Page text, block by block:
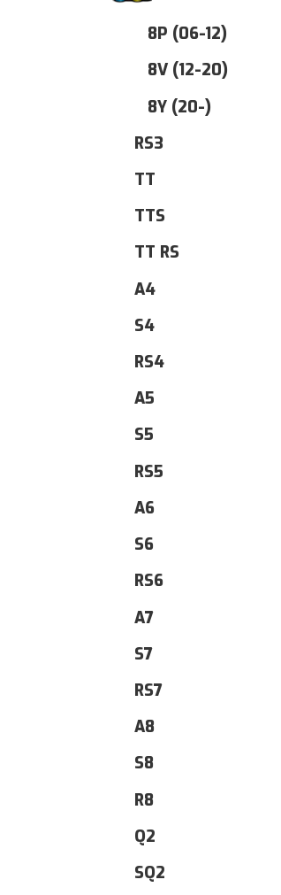
8P (06-12)
8V (12-20)
8Y (20-)
RS3
TT
TTS
TT RS
A4
S4
RS4
A5
S5
RS5
A6
S6
RS6
A7
S7
RS7
A8
S8
R8
Q2
SQ2